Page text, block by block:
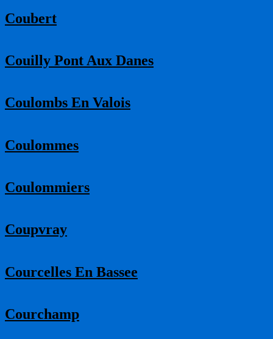
Coubert
Couilly Pont Aux Danes
Coulombs En Valois
Coulommes
Coulommiers
Coupvray
Courcelles En Bassee
Courchamp